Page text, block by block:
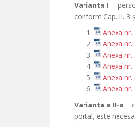
Varianta I –
conform Cap. II. 3
Anexa nr.
Anexa nr.
Anexa nr.
Anexa
Anexa
Anexa nr.
Varianta a II-a –
portal, este